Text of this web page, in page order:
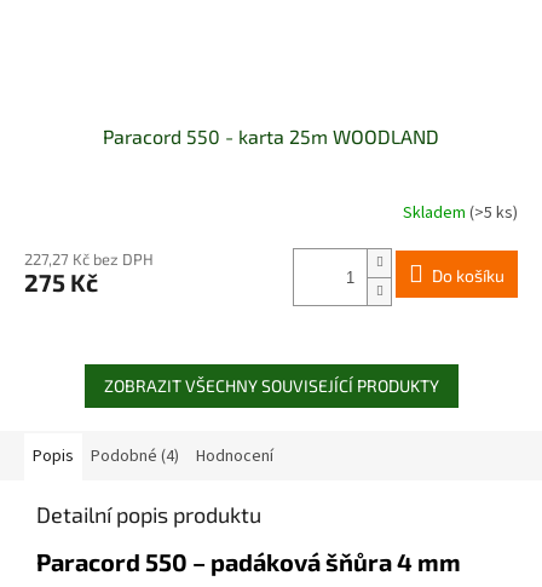
Paracord 550 - karta 25m WOODLAND
Skladem (>5 ks)
227,27 Kč bez DPH
275 Kč Do košíku
ZOBRAZIT VŠECHNY SOUVISEJÍCÍ PRODUKTY
Popis Podobné (4) Hodnocení
Detailní popis produktu
Paracord 550 – padáková šňůra 4 mm